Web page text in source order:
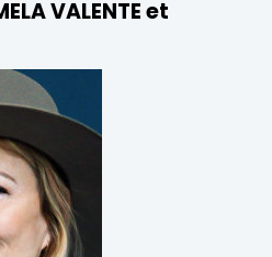
VALENTE et